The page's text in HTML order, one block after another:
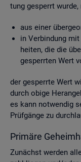
tung ge­sperrt
aus einer
in Ver­bin­dung
hei­ten, die die
ge­sperr­ten Wert
der ge­sperr­te Wert
durch obige
es kann not­wen­dig
Prüf­gän­ge zu
Pri­mä­re
Zu­nächst wer­den